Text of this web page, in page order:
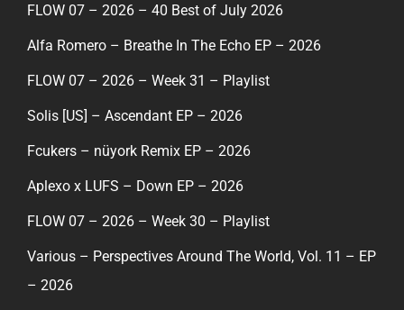
FLOW 07 – 2026 – 40 Best of July 2026
Alfa Romero – Breathe In The Echo EP – 2026
FLOW 07 – 2026 – Week 31 – Playlist
Solis [US] – Ascendant EP – 2026
Fcukers – nüyork Remix EP – 2026
Aplexo x LUFS – Down EP – 2026
FLOW 07 – 2026 – Week 30 – Playlist
Various – Perspectives Around The World, Vol. 11 – EP
– 2026